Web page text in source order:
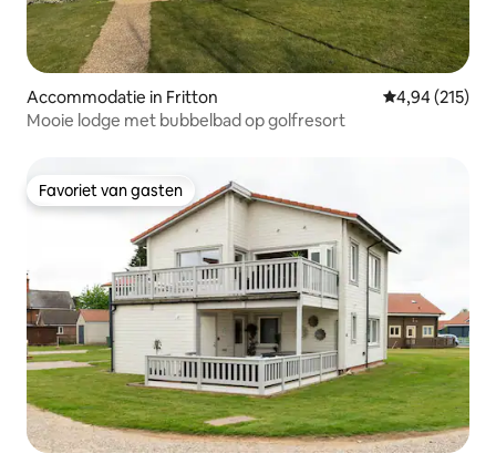
Accommodatie in Fritton Gemiddelde
4,94 (215)
Mooie lodge met bubbelbad op golfresort
Favoriet van gasten
Favoriet van gasten